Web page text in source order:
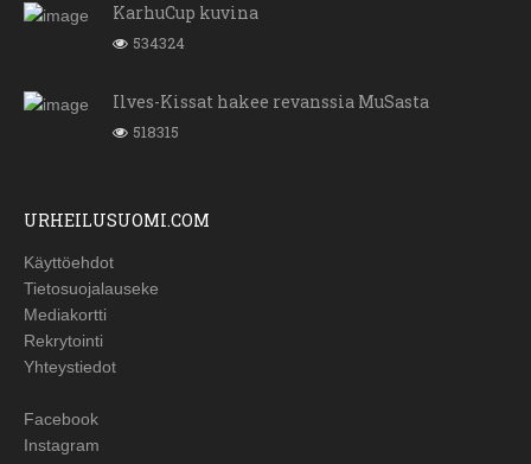
KarhuCup kuvina
534324
Ilves-Kissat hakee revanssia MuSasta
518315
URHEILUSUOMI.COM
Käyttöehdot
Tietosuojalauseke
Mediakortti
Rekrytointi
Yhteystiedot
Facebook
Instagram